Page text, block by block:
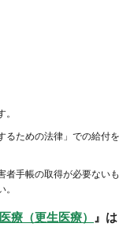
るための法律」での給付を
者手帳の取得が必要ないも
療（更生医療）
』は